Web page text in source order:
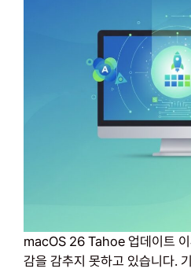
macOS 26 Tahoe 업데이트
감을 감추지 못하고 있습니다.